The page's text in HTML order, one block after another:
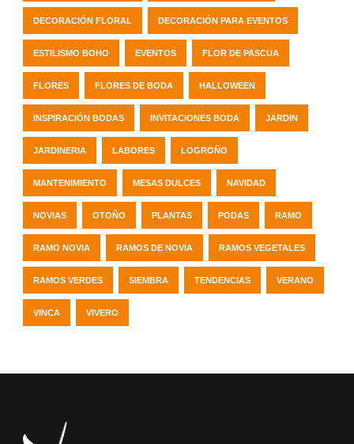
DECORACIÓN FLORAL DECORACIÓN PARA EVENTOS
ESTILISMO BOHO EVENTOS FLOR DE PASCUA
FLORES FLORES DE BODA HALLOWEEN
INSPIRACIÓN BODAS INVITACIONES BODA JARDIN
JARDINERIA LABORES LOGROÑO
MANTENIMIENTO MESAS DULCES NAVIDAD
NOVIAS OTOÑO PLANTAS PODAS RAMO
RAMO NOVIA RAMOS DE NOVIA RAMOS VEGETALES
RAMOS VERDES SIEMBRA TENDENCIAS VERANO
VINCA VIVERO